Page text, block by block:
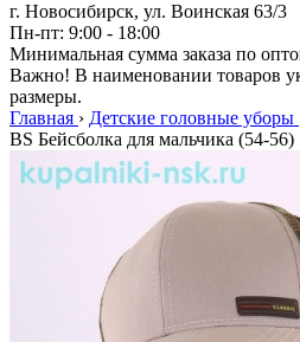
г. Новосибирск, ул. Воинская 63/3
Пн-пт: 9:00 - 18:00
Минимальная сумма заказа по
Важно! В наименовании товаров
размеры.
Главная › Детские головные уборы
BS Бейсболка для мальчика (54-56)